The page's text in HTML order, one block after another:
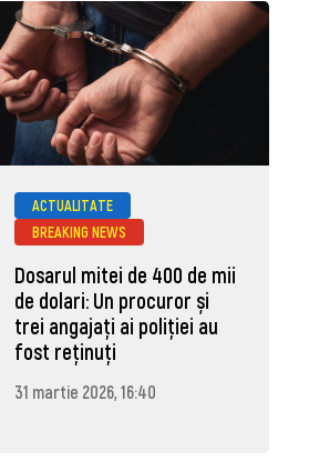
ACTUALITATE
BREAKING NEWS
Dosarul mitei de 400 de mii
de dolari: Un procuror și
trei angajați ai poliției au
fost reținuți
31 martie 2026, 16:40